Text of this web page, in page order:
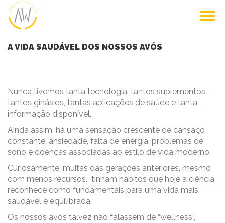
A VIDA SAUDÁVEL DOS NOSSOS AVÓS
Nunca tivemos tanta tecnologia, tantos suplementos,
tantos ginásios, tantas aplicações de saúde e tanta
informação disponível.
Ainda assim, há uma sensação crescente de cansaço
constante, ansiedade, falta de energia, problemas de
sono e doenças associadas ao estilo de vida moderno.
Curiosamente, muitas das gerações anteriores, mesmo
com menos recursos, tinham hábitos que hoje a ciência
reconhece como fundamentais para uma vida mais
saudável e equilibrada.
Os nossos avós talvez não falassem de “wellness”,